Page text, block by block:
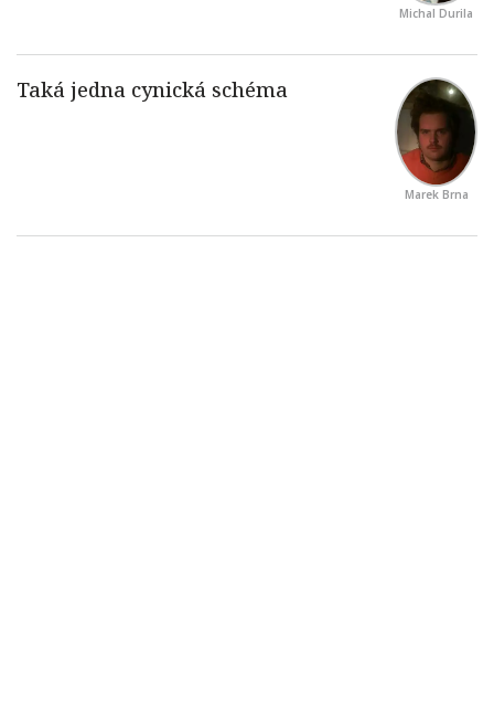
Michal Durila
Marek Brna